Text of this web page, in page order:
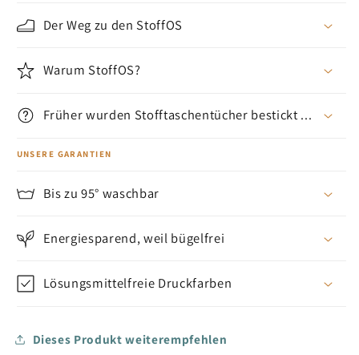
Der Weg zu den StoffOS
Warum StoffOS?
Früher wurden Stofftaschentücher bestickt ...
UNSERE GARANTIEN
Bis zu 95° waschbar
Energiesparend, weil bügelfrei
Lösungsmittelfreie Druckfarben
Dieses Produkt weiterempfehlen